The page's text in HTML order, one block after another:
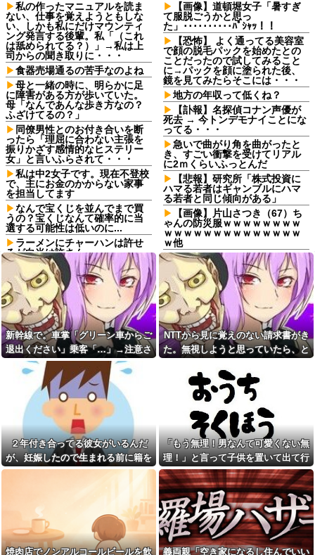
私の作ったマニュアルを読ま
ない、仕事を覚えようともしな
い、しかも私にだけマウンティ
ング発言する後輩。私「（これ
は舐められてる？）」→私は上
司からの聞き取りに・・・
食器売場通るの苦手なのよね
母と一緒の時に、明らかに足
に障害がある方が歩いていた。
母「なんであんな歩き方なの？
ふざけてるの？」
同僚男性とのお付き合いを断
ったら「理屈に合わない主張を
振りかざす感情的なヒステリー
女」と言いふらされて・・・
私は中2女子です。現在不登校
で、主にお金のかからない家事
を担当してます
なんで宝くじを並んでまで買
うの？宝くじなんて確率的に当
選する可能性は低いのに...
ラーメンにチャーハンは許せ
るが白米は許さん
嫁が不治の病を罹患。懸命に
支えていたある日、嫁が「治ら
ねぇもんは治らねぇんだよ」と
言い出した
友達の家に遊びに行ったらア
ルバムに私の写真が飾ってあっ
た。しかも私が知らない写真
俺「日記に書いてある“檻”っ
て何だ？」嫁「どうして読んだ
の…」→その言葉の本当の意味
を知って愕然として…
義両親「空き家になるし住ん
でいいよ」私たち「じゃあお言
葉に甘えて…」→引っ越した途
端、予想外の出来事が待ってい
て…
新幹線で。車掌「グリーン車
からご退出ください」乗客
「…」→注意されても動かない
乗客を見ていたら、その直後ま
【ファ！？】面接官「日本に
刀鍛冶は何人いるか推定してく
ださい」 俺「188人です」 面
接官「どういう風に考えました
か？」 俺「知ってました」→
この後『こう』なったんだがマ
【画像】道頓堀女子「暑すぎ
て服脱ごうかと思っ
た」･･････････ﾊﾟｼｬｯ！！
【恐怖】 よく通ってる美容室
で顔の脱毛パックを始めたとの
ことだったので試してみること
に→パックを顔に塗られた後、
鏡を見てみたらそこには・・・
地方の年収って低くね？
【訃報】名探偵コナン声優が
死去 → 今トンデモナイことにな
ってる・・・
急いで曲がり角を曲がったと
き、すごい衝撃を受けてリアル
に2ｍくらいふっとんだ
【悲報】研究所「株式投資に
ハマる若者はギャンブルにハマ
る若者と同じ傾向がある」
【画像】片山さつき（67）ち
ゃんの防災服ｗｗｗｗｗｗｗｗ
ｗｗｗｗｗｗｗｗｗｗｗｗｗｗ
ｗ他
【画像】井口裕香(36)、タンク
トップがはち切れそうなくらい
デカイｗｗｗｗｗｗｗｗｗｗｗ
血を見て失神した俺が「殺人
事件の被害者（遺体）」と勘違
いされ現場が大パニックに！勇
敢なおばちゃんとオジサン達の
団結力と勘違い劇がこちらｗｗ
日頃から「泥棒の9割は韓国
人」と嫌韓発言を繰り返すト
グッズを勝手に持ち出したの
で、トメ自身の「あの自論」で
撃退したったｗｗ←矛盾だらけ
のトメにブーメラン刺さりまく
常務「結婚はまだか？」私
「この待遇でどうやって結婚す
るんです？」→飲み会で本音を
返したら場が静まり返って…
石材店事務の面接行ってきた
が、募集内容と仕事内容が全然
違った。接客と清掃、草取りと
かが仕事ｗ
【画像】このボケて、破壊力
ありすぎてクッソワロタｗｗｗ
ｗｗｗｗｗｗ
新幹線で。車掌「グリーン車からご
退出ください」乗客「…」→注意さ
れても動かない乗客を見ていたら、
その直後まさかの展開に…
NTTから見に覚えのない請求書がき
た。無視しようと思っていたら、と
２年付き合ってる彼女がいるんだ
が、妊娠したので生まれる前に籍を
入れたいと言われた。俺は種がほぼ
無いはずなのに...
「もう無理！男なんて可愛くない無
理！」と言って子供を置いて出て行
った息子嫁
焼肉店でノンアルコールビールを飲
義両親「空き家になるし住んでいい